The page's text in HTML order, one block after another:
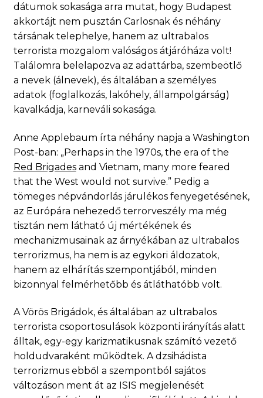
dátumok sokasága arra mutat, hogy Budapest
akkortájt nem pusztán Carlosnak és néhány
társának telephelye, hanem az ultrabalos
terrorista mozgalom valóságos átjáróháza volt!
Találomra belelapozva az adattárba, szembeötlő
a nevek (álnevek), és általában a személyes
adatok (foglalkozás, lakóhely, állampolgárság)
kavalkádja, karneváli sokasága.
Anne Applebaum írta néhány napja a Washington
Post-ban: „Perhaps in the 1970s, the era of the
Red Brigadesand Vietnam, many more feared
that the West would not survive.” Pedig a
tömeges népvándorlás járulékos fenyegetésének,
az Európára nehezedő terrorveszély ma még
tisztán nem látható új mértékének és
mechanizmusainak az árnyékában az ultrabalos
terrorizmus, ha nem is az egykori áldozatok,
hanem az elhárítás szempontjából, minden
bizonnyal felmérhetőbb és átláthatóbb volt.
A Vörös Brigádok, és általában az ultrabalos
terrorista csoportosulások központi irányítás alatt
álltak, egy-egy karizmatikusnak számító vezető
holdudvaraként működtek. A dzsihádista
terrorizmus ebből a szempontból sajátos
változáson ment át az ISIS megjelenését